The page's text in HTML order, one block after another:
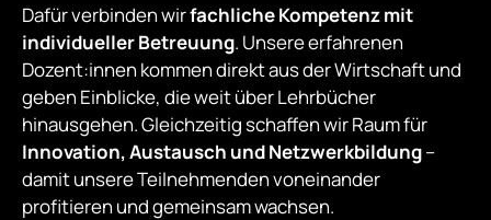
Dafür verbinden wirfachliche Kompetenz mit
individueller Betreuung. Unsere erfahrenen
Dozent:innen kommen direkt aus der Wirtschaft und
geben Einblicke, die weit über Lehrbücher
hinausgehen. Gleichzeitig schaffen wir Raum für
Innovation, Austausch und Netzwerkbildung–
damit unsere Teilnehmenden voneinander
profitieren und gemeinsam wachsen.